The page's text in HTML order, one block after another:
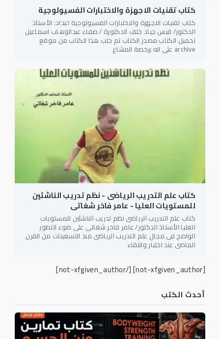
أحدث الكتب
كتاب تقنيات الاجهزة والاختبارات الفسيولوجية
كتاب تقنيات الاجهزة والاختبارات الفسيولوجية اعداد: الأستاذ
الدكتور/ قيس جياد خلف الدكتورة / صفاء عبدالوهاب اسماعيل
تحميل الكتاب مصدر الكتاب تم جلب هذا الكتاب من موقع
archive على انه برخصة المشاع
كتاب علم التدريب الرياضى - نظم تدريب الناشئين
للمستويات العليا - عامر فاخر شغاتى
كتاب علم التدريب الرياضى نظم تدريب الناشئين للمستويات
العليا الأستاذ الدكتور/ عامر فاخر شغاتى على ضوء التطور
الواضح فى مجال علم التدريب الرياضى منذ التسعينات من القرن
الماضى عند اختيار وانتقاء
[not-xfgiven_author]
[/not-xfgiven_author]